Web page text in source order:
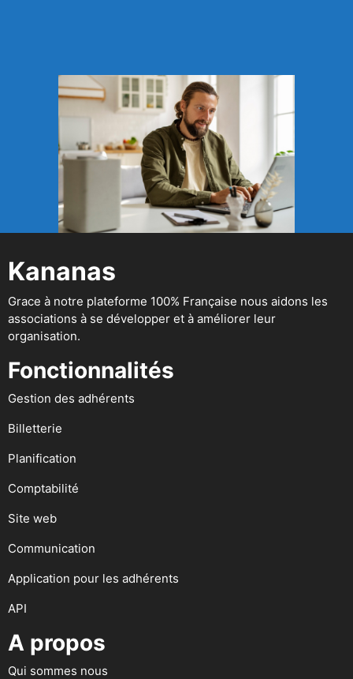
Kananas
Grace à notre plateforme 100% Française nous aidons les
associations à se développer et à améliorer leur
organisation.
Fonctionnalités
Gestion des adhérents
Billetterie
Planification
Comptabilité
Site web
Communication
Application pour les adhérents
API
A propos
Qui sommes nous